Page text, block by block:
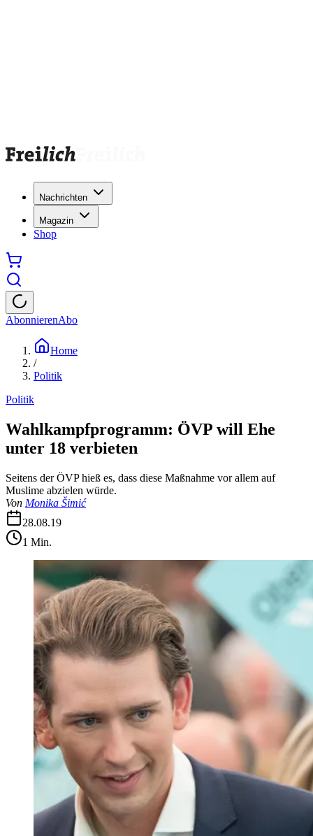
Nachrichten
Magazin
Shop
AbonnierenAbo
Home
/
Politik
Politik
Wahlkampfprogramm: ÖVP will Ehe
unter 18 verbieten
Seitens der ÖVP hieß es, dass diese Maßnahme vor allem auf
Muslime abzielen würde.
Von Monika Šimić
28.08.19
1 Min.